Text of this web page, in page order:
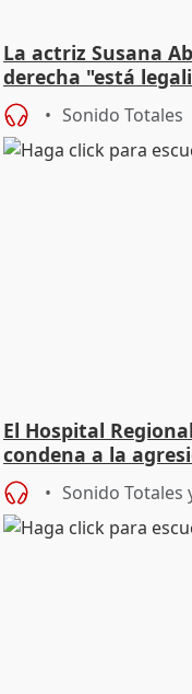
La actriz Susana
derecha "está
Sonido Totales
El Hospital
condena a la
Urgencias
Sonido Totales